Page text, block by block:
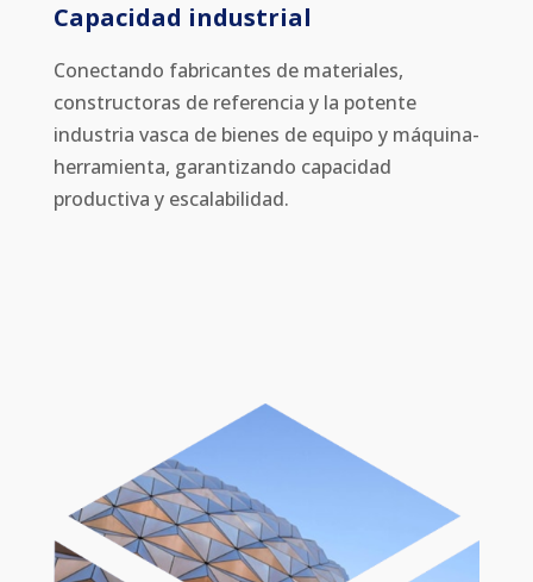
Capacidad industrial
Conectando fabricantes de materiales,
constructoras de referencia y la potente
industria vasca de bienes de equipo y máquina-
herramienta, garantizando capacidad
productiva y escalabilidad.